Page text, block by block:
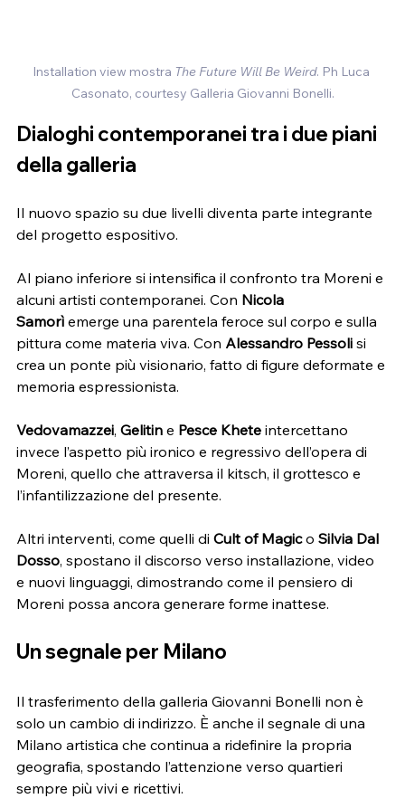
Installation view mostra The Future Will Be Weird. Ph Luca
Casonato, courtesy Galleria Giovanni Bonelli.
Dialoghi contemporanei tra i due piani
della galleria
Il nuovo spazio su due livelli diventa parte integrante
del progetto espositivo.
Al piano inferiore si intensifica il confronto tra Moreni e
alcuni artisti contemporanei. Con Nicola
Samorì emerge una parentela feroce sul corpo e sulla
pittura come materia viva. Con Alessandro Pessoli si
crea un ponte più visionario, fatto di figure deformate e
memoria espressionista.
Vedovamazzei, Gelitin e Pesce Khete intercettano
invece l’aspetto più ironico e regressivo dell’opera di
Moreni, quello che attraversa il kitsch, il grottesco e
l’infantilizzazione del presente.
Altri interventi, come quelli di Cult of Magic o Silvia Dal
Dosso, spostano il discorso verso installazione, video
e nuovi linguaggi, dimostrando come il pensiero di
Moreni possa ancora generare forme inattese.
Un segnale per Milano
Il trasferimento della galleria Giovanni Bonelli non è
solo un cambio di indirizzo. È anche il segnale di una
Milano artistica che continua a ridefinire la propria
geografia, spostando l’attenzione verso quartieri
sempre più vivi e ricettivi.